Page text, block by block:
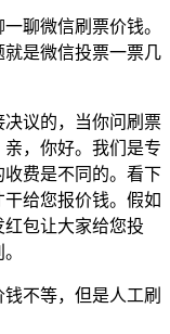
聊微信刷票价钱。
是微信投票一票几
议的，当你问刷票
，你好。我们是专
费是不同的。看下
给您报价钱。假如
包让大家给您投
不等，但是人工刷